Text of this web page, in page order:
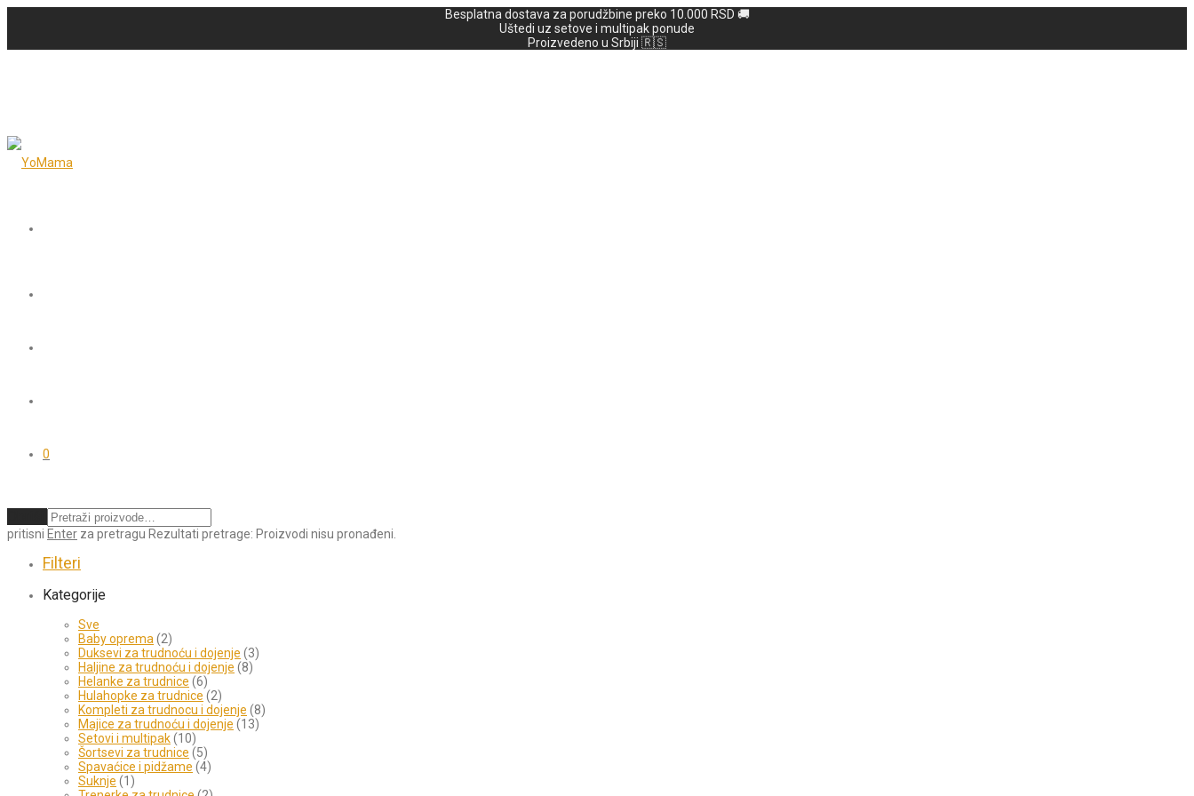
Besplatna dostava za porudžbine preko 10.000 RSD 🚚
Uštedi uz setove i multipak ponude
Proizvedeno u Srbiji 🇷🇸
0
pritisni Enter za pretragu Rezultati pretrage: Proizvodi nisu pronađeni.
Filteri
Kategorije
Sve
Baby oprema (2)
Duksevi za trudnoću i dojenje (3)
Haljine za trudnoću i dojenje (8)
Helanke za trudnice (6)
Hulahopke za trudnice (2)
Kompleti za trudnocu i dojenje (8)
Majice za trudnoću i dojenje (13)
Setovi i multipak(10)
Šortsevi za trudnice (5)
Spavaćice i pidžame (4)
Suknje (1)